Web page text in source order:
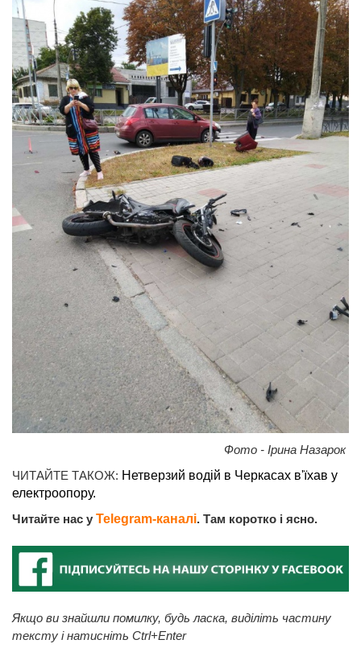
Фото - Ірина Назарок
ЧИТАЙТЕ ТАКОЖ: Нетверзий водій в Черкасах в'їхав у
електроопору.
Читайте нас у Telegram-каналі. Там коротко і ясно.
Якщо ви знайшли помилку, будь ласка, виділіть частину
тексту і натисніть Ctrl+Enter